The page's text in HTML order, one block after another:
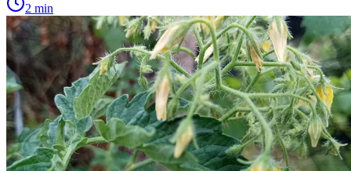
2 min